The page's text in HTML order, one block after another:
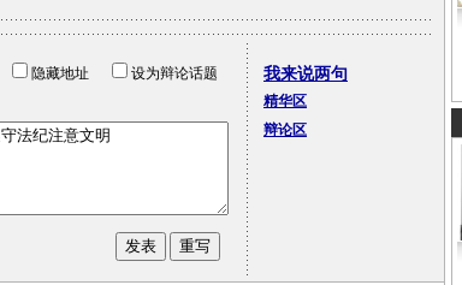
隐藏地址
设为辩论话题
我来说两句
精华区
辩论区